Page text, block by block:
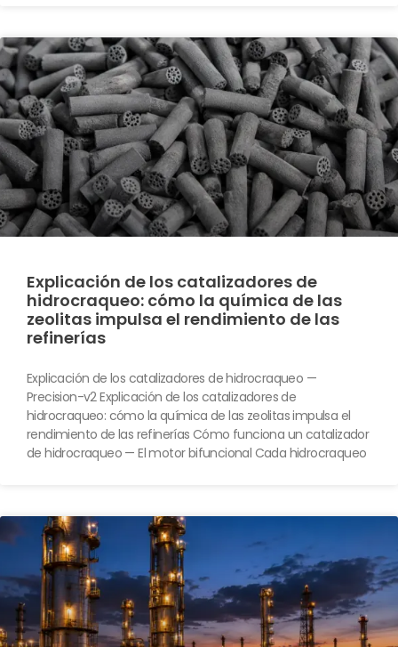
Explicación de los catalizadores de
hidrocraqueo: cómo la química de las
zeolitas impulsa el rendimiento de las
refinerías
Explicación de los catalizadores de hidrocraqueo —
Precision-v2 Explicación de los catalizadores de
hidrocraqueo: cómo la química de las zeolitas impulsa el
rendimiento de las refinerías Cómo funciona un catalizador
de hidrocraqueo — El motor bifuncional Cada hidrocraqueo